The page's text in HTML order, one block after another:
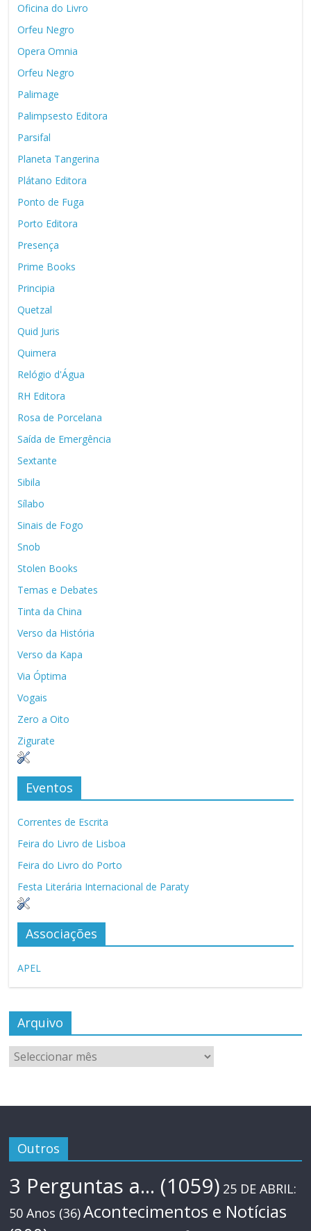
Oficina do Livro
Orfeu Negro
Opera Omnia
Orfeu Negro
Palimage
Palimpsesto Editora
Parsifal
Planeta Tangerina
Plátano Editora
Ponto de Fuga
Porto Editora
Presença
Prime Books
Principia
Quetzal
Quid Juris
Quimera
Relógio d'Água
RH Editora
Rosa de Porcelana
Saída de Emergência
Sextante
Sibila
Sílabo
Sinais de Fogo
Snob
Stolen Books
Temas e Debates
Tinta da China
Verso da História
Verso da Kapa
Via Óptima
Vogais
Zero a Oito
Zigurate
Eventos
Correntes de Escrita
Feira do Livro de Lisboa
Feira do Livro do Porto
Festa Literária Internacional de Paraty
Associações
APEL
Arquivo
Arquivo
Outros
3 Perguntas a... (1059) 25 DE ABRIL:
50 Anos (36)Acontecimentos e Notícias